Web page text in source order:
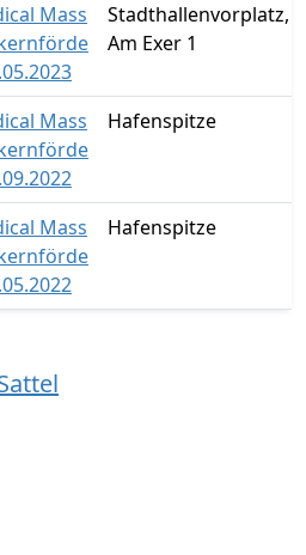
Mass
Stadthallenvorplatz,
Am Exer 1
Mass
Hafenspitze
Mass
Hafenspitze